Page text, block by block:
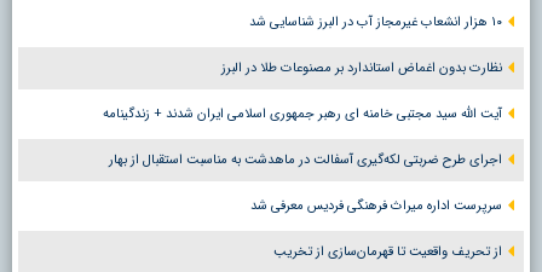
۱۰ هزار انشعاب غیرمجاز آب در البرز شناسایی شد
نظارت بدون اغماض استاندارد بر مصنوعات طلا در البرز
آیت الله سید مجتبی خامنه ای رهبر جمهوری اسلامی ایران شدند + زندگینامه
اجرای طرح ضربتی لکه‌گیری آسفالت در ماهدشت به مناسبت استقبال از بهار
سرپرست اداره میراث فرهنگی فردیس معرفی شد
از تحریف واقعیت تا قهرمان‌سازی از تخریب